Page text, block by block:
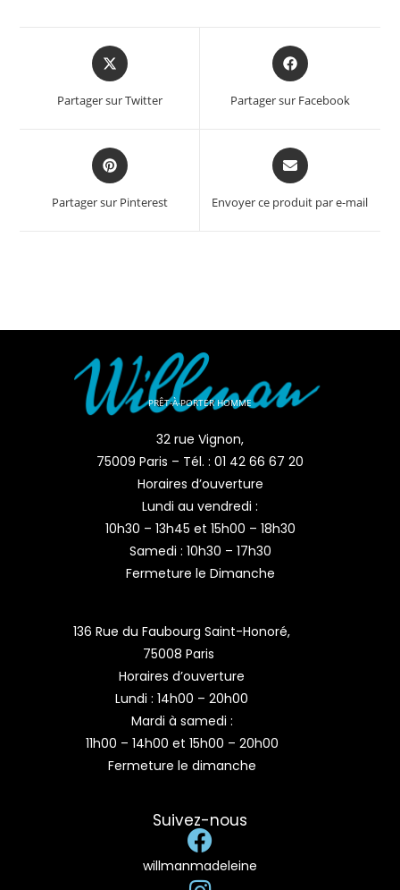
Partager sur Twitter Partager sur Facebook
Partager sur Pinterest Envoyer ce produit par e-mail
PRÊT-À-PORTER HOMME
32 rue Vignon,
75009 Paris – Tél. : 01 42 66 67 20
Horaires d’ouverture
Lundi au vendredi :
10h30 – 13h45 et 15h00 – 18h30
Samedi : 10h30 – 17h30
Fermeture le Dimanche
136 Rue du Faubourg Saint-Honoré,
75008 Paris
Horaires d’ouverture
Lundi : 14h00 – 20h00
Mardi à samedi :
11h00 – 14h00 et 15h00 – 20h00
Fermeture le dimanche
Suivez-nous
willmanmadeleine